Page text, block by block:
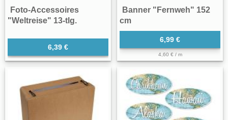
Foto-Accessoires
"Weltreise" 13-tlg.
6,39 €
Banner "Fernweh" 152
cm
6,99 €
4,60 € / m